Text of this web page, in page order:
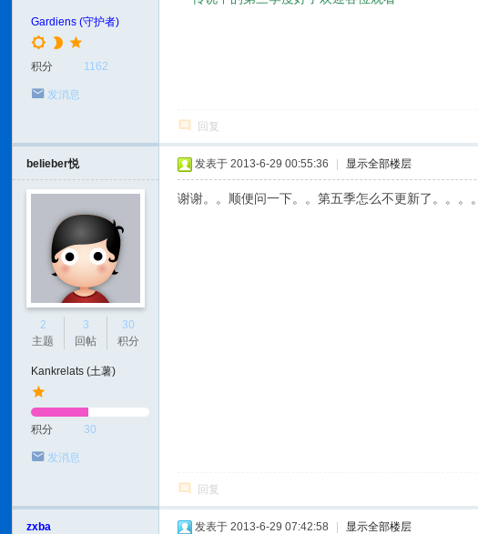
Gardiens (守护者)
积分 1162
发消息
回复
belieber悦
2
主题
3
回帖
30
积分
Kankrelats (土薯)
积分 30
发消息
发表于 2013-6-29 00:55:36 显示全部楼层
谢谢。。顺便问一下。。第五季怎么不更新了。。。。
回复
zxba 发表于 2013-6-29 07:42:58 显示全部楼层